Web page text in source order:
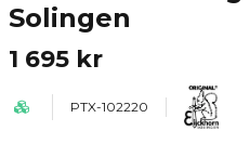
Solingen
1 695 kr
PTX-102220